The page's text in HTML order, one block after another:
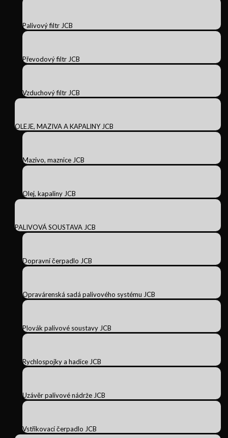
Palivový filtr JCB
Převodový filtr JCB
Vzduchový filtr JCB
OLEJE, MAZIVA A KAPALINY JCB
Mazivo, maznice JCB
Olej, kapaliny JCB
PALIVOVÁ SOUSTAVA JCB
Dopravní čerpadlo JCB
Opravárenská sadá palivového systému JCB
Plovák palivové soustavy JCB
Rychlospojky a hadice JCB
Uzávěr palivové nádrže JCB
Vstřikovací čerpadlo JCB